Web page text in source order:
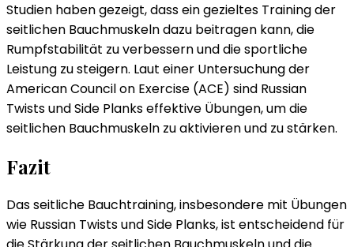
Studien haben gezeigt, dass ein gezieltes Training der
seitlichen Bauchmuskeln dazu beitragen kann, die
Rumpfstabilität zu verbessern und die sportliche
Leistung zu steigern. Laut einer Untersuchung der
American Council on Exercise (ACE) sind Russian
Twists und Side Planks effektive Übungen, um die
seitlichen Bauchmuskeln zu aktivieren und zu stärken.
Fazit
Das seitliche Bauchtraining, insbesondere mit Übungen
wie Russian Twists und Side Planks, ist entscheidend für